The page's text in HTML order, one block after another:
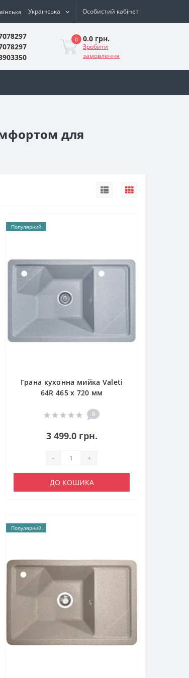
Українська Особистий кабінет
0 0.0 грн.
Зробити
замовлення
для
Популярний
Грана кухонна мийка Valeti
64R 465 x 720 мм
0
3 499.0 грн.
- +
ДО КОШИКА
Популярний